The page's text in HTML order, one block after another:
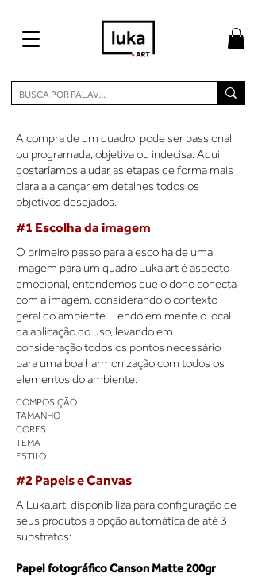
A compra de um quadro pode ser passional
ou programada, objetiva ou indecisa. Aqui
gostaríamos ajudar as etapas de forma mais
clara a alcançar em detalhes todos os
objetivos desejados.
#1 Escolha da imagem
O primeiro passo para a escolha de uma
imagem para um quadro Luka.art é aspecto
emocional, entendemos que o dono conecta
com a imagem, considerando o contexto
geral do ambiente. Tendo em mente o local
da aplicação do uso, levando em
consideração todos os pontos necessário
para uma boa harmonização com todos os
elementos do ambiente:
COMPOSIÇÃO
TAMANHO
CORES
TEMA
ESTILO
#2 Papeis e Canvas
A Luka.art disponibiliza para configuração de
seus produtos a opção automática de até 3
substratos:
Papel fotográfico Canson Matte 200gr